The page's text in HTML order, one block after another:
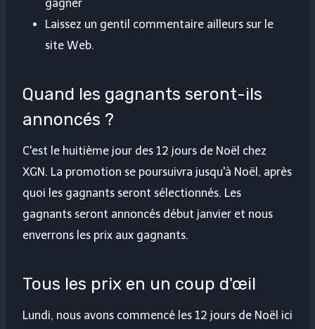
gagner
Laissez un gentil commentaire ailleurs sur le
site Web.
Quand les gagnants seront-ils
annoncés ?
C'est le huitième jour des 12 jours de Noël chez
XGN. La promotion se poursuivra jusqu'à Noël, après
quoi les gagnants seront sélectionnés. Les
gagnants seront annoncés début janvier et nous
enverrons les prix aux gagnants.
Tous les prix en un coup d'œil
Lundi, nous avons commencé les 12 jours de Noël ici